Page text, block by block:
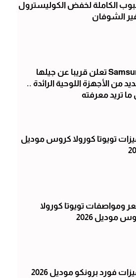
الكاملة لخفض الكوليسترول
الشوفان
Samsung تعلن قريبا عن جيلها
من الأجهزة اللوحية الرائدة ..
تريد معرفته
تويوتا كورولا كروس موديل
ومواصفات تويوتا كورولا
موديل 2026
فورد برونكو موديل 2026